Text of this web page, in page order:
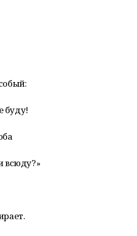
буду!
всюду?»